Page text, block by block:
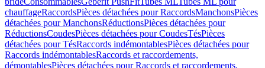
chauffageRaccordsPièces détachées pour RaccordsManchonsPièces
détachées pour ManchonsRéductionsPièces détachées pour
RéductionsCoudesPièces détachées pour CoudesTésPièces
détachées pour TésRaccords indémontablesPièces détachées pour
Raccords indémontablesRaccords et raccordements,
démontablesPièces détachées pour Raccords et raccordements,